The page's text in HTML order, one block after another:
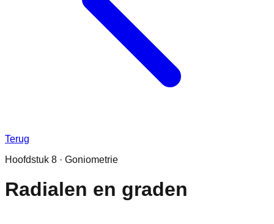
Terug
Hoofdstuk 8 · Goniometrie
Radialen en graden